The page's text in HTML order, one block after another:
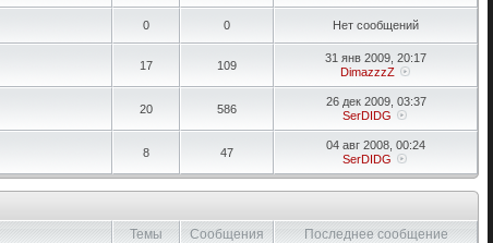
0 0 Нет сообщений
17 109
31 янв 2009, 20:17
DimazzzZ
20 586
26 дек 2009, 03:37
SerDIDG
8 47
04 авг 2008, 00:24
SerDIDG
Темы Сообщения
Последнее сообщение